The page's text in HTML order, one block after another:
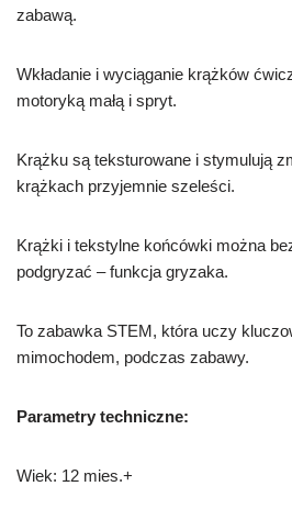
zabawą.
Wkładanie i wyciąganie krążków
motoryką małą i spryt.
Krążku są teksturowane i stymulują
krążkach przyjemnie szeleści.
Krążki i tekstylne końcówki można
podgryzać – funkcja gryzaka.
To zabawka STEM, która uczy
mimochodem, podczas zabawy.
Parametry techniczne:
Wiek: 12 mies.+